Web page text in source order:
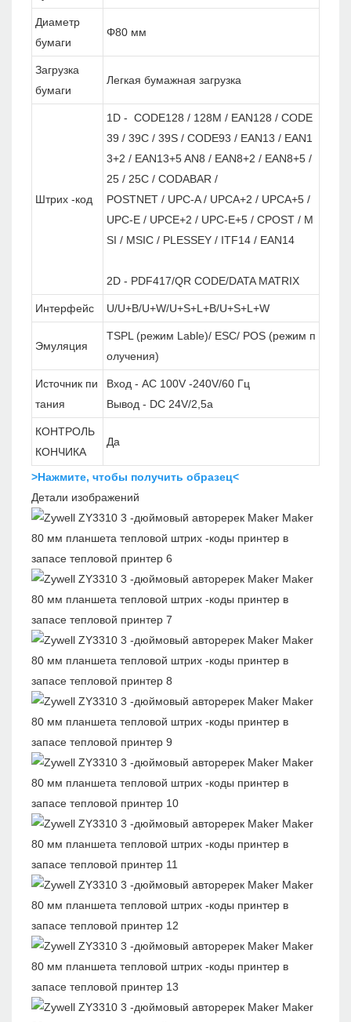
Диаметр
бумаги
Φ80 мм
Загрузка
бумаги
Легкая бумажная загрузка
Штрих -код
1D - CODE128 / 128M / EAN128 / CODE
39 / 39C / 39S / CODE93 / EAN13 / EAN1
3+2 / EAN13+5 AN8 / EAN8+2 / EAN8+5 /
25 / 25C / CODABAR /
POSTNET / UPC-A / UPCA+2 / UPCA+5 /
UPC-E / UPCE+2 / UPC-E+5 / CPOST / M
SI / MSIC / PLESSEY / ITF14 / EAN14
2D - PDF417/QR CODE/DATA MATRIX
Интерфейс U/U+B/U+W/U+S+L+B/U+S+L+W
Эмуляция
TSPL (режим Lable)/ ESC/ POS (режим п
олучения)
Источник пи
тания
Вход - AC 100V -240V/60 Гц
Вывод - DC 24V/2,5a
КОНТРОЛЬ
КОНЧИКА
Да
>Нажмите, чтобы получить образец<
Детали изображений